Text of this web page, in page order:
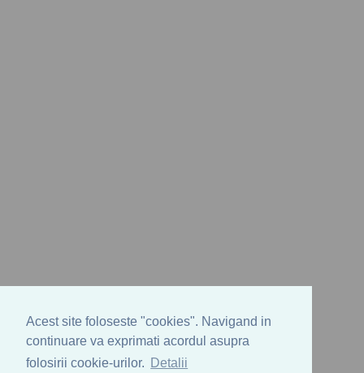
Acest site foloseste "cookies". Navigand in
continuare va exprimati acordul asupra
folosirii cookie-urilor.
Detalii